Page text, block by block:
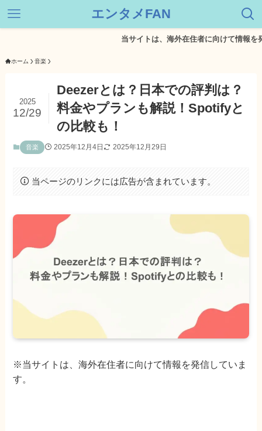
エンタメFAN
当サイトは、海外在住者に向けて情報を発信して
ホーム 音楽
Deezerとは？日本での評判は？
料金やプランも解説！Spotifyと
の比較も！
2025
12/29
音楽 2025年12月4日 2025年12月29日
当ページのリンクには広告が含まれています。
※当サイトは、海外在住者に向けて情報を発信していま
す。